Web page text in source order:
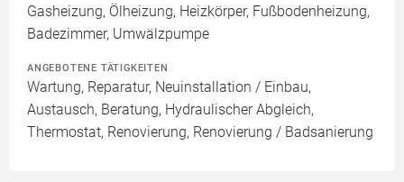
Gasheizung, Ölheizung, Heizkörper, Fußbodenheizung,
Badezimmer, Umwälzpumpe
ANGEBOTENE TÄTIGKEITEN
Wartung, Reparatur, Neuinstallation / Einbau,
Austausch, Beratung, Hydraulischer Abgleich,
Thermostat, Renovierung, Renovierung / Badsanierung